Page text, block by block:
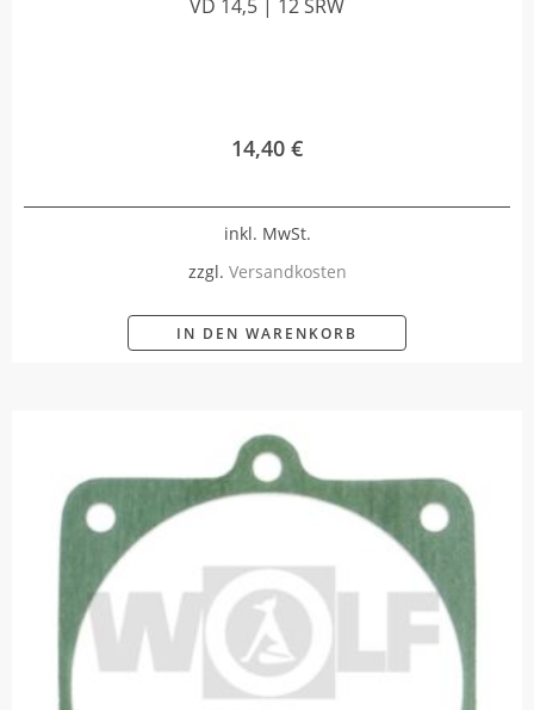
VD 14,5 | 12 SRW
14,40 €
inkl. MwSt.
zzgl. Versandkosten
IN DEN WARENKORB